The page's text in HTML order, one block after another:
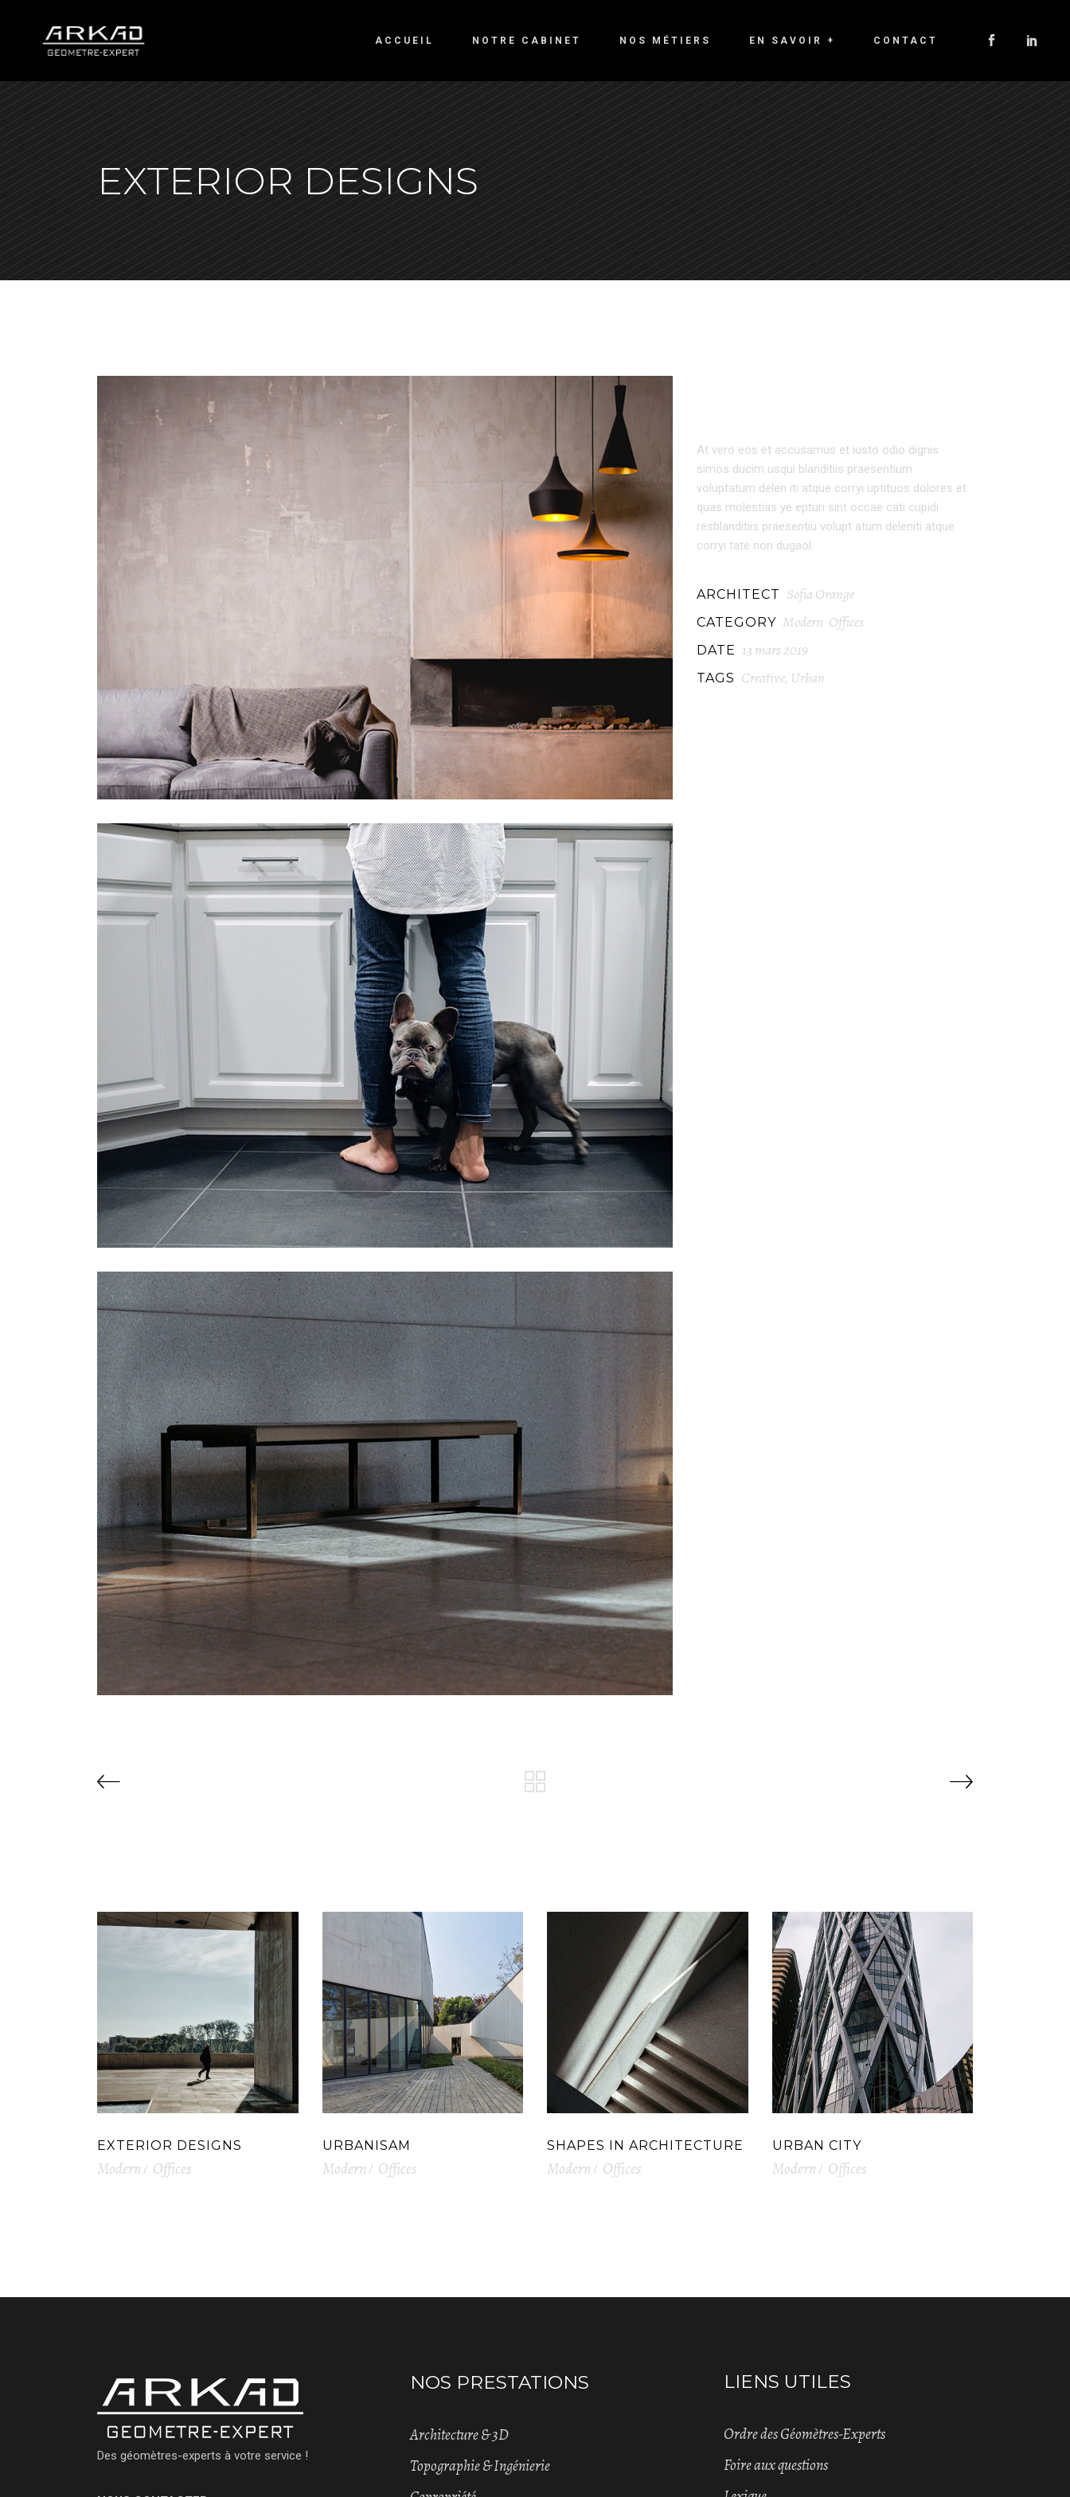
ACCUEIL NOTRE CABINET NOS MÉTIERS EN SAVOIR + CONTACT
EXTERIOR DESIGNS
At vero eos et accusamus et iusto odio dignis
simos ducim usqui blanditiis praesentium
voluptatum delen iti atque corryi uptituos dolores et
quas molestias ye epturi sint occae cati cupidi
resblanditiis praesentiu volupt atum deleniti atque
corryi tate non dugaol.
ARCHITECT Sofia Orange
CATEGORY Modern Offices
DATE 13 mars 2019
TAGS Creative, Urban
EXTERIOR DESIGNS
Modern Offices
URBANISAM
Modern Offices
SHAPES IN ARCHITECTURE
Modern Offices
URBAN CITY
Modern Offices
Des géomètres-experts à votre service !
NOS PRESTATIONS
Architecture & 3D
Topographie & Ingénierie
LIENS UTILES
Ordre des Géomètres-Experts
Foire aux questions